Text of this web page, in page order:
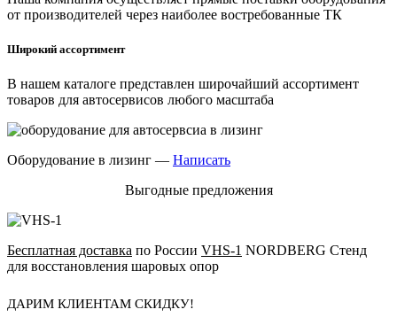
от производителей через наиболее востребованные ТК
Широкий ассортимент
В нашем каталоге представлен широчайший ассортимент
товаров для автосервисов любого масштаба
Оборудование в лизинг — Написать
Выгодные предложения
Бесплатная доставка по России VHS-1 NORDBERG Стенд
для восстановления шаровых опор
ДАРИМ КЛИЕНТАМ СКИДКУ!